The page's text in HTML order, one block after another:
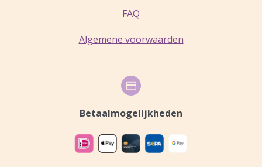
FAQ
Algemene voorwaarden
Betaalmogelijkheden